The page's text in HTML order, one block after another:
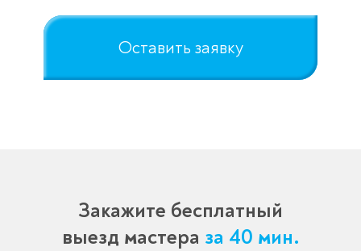
Оставить заявку
Закажите бесплатный
выезд мастера за 40 мин.